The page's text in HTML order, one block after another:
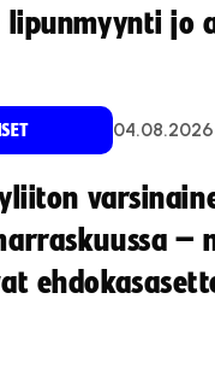
lipunmyynti jo
04.08.2026
–